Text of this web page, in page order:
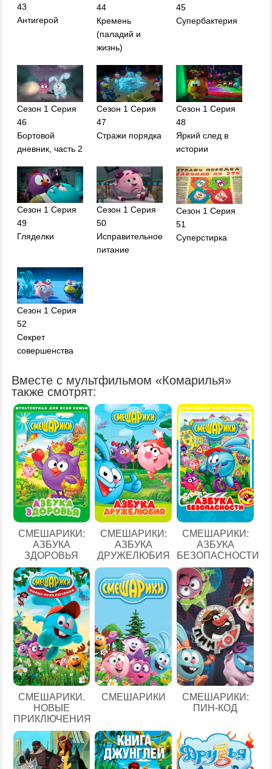
43
Антигерой
44
Кремень
(паладий и
жизнь)
45
Супербактерия
Сезон 1 Серия
46
Бортовой
дневник, часть 2
Сезон 1 Серия
47
Стражи порядка
Сезон 1 Серия
48
Яркий след в
истории
Сезон 1 Серия
49
Гляделки
Сезон 1 Серия
50
Исправительное
питание
Сезон 1 Серия
51
Суперстирка
Сезон 1 Серия
52
Секрет
совершенства
Вместе с мультфильмом «Комарилья»
также смотрят:
СМЕШАРИКИ:
АЗБУКА
ЗДОРОВЬЯ
СМЕШАРИКИ:
АЗБУКА
ДРУЖЕЛЮБИЯ
СМЕШАРИКИ:
АЗБУКА
БЕЗОПАСНОСТИ
СМЕШАРИКИ.
НОВЫЕ
ПРИКЛЮЧЕНИЯ
СМЕШАРИКИ
СМЕШАРИКИ:
ПИН-КОД